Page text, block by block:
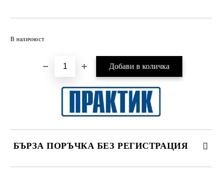
В наличност
БЪРЗА ПОРЪЧКА БЕЗ РЕГИСТРАЦИЯ